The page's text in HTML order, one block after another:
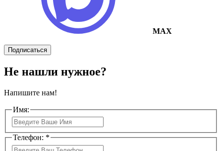
MAX
Подписаться
Не нашли нужное?
Напишите нам!
Имя:
Телефон: *